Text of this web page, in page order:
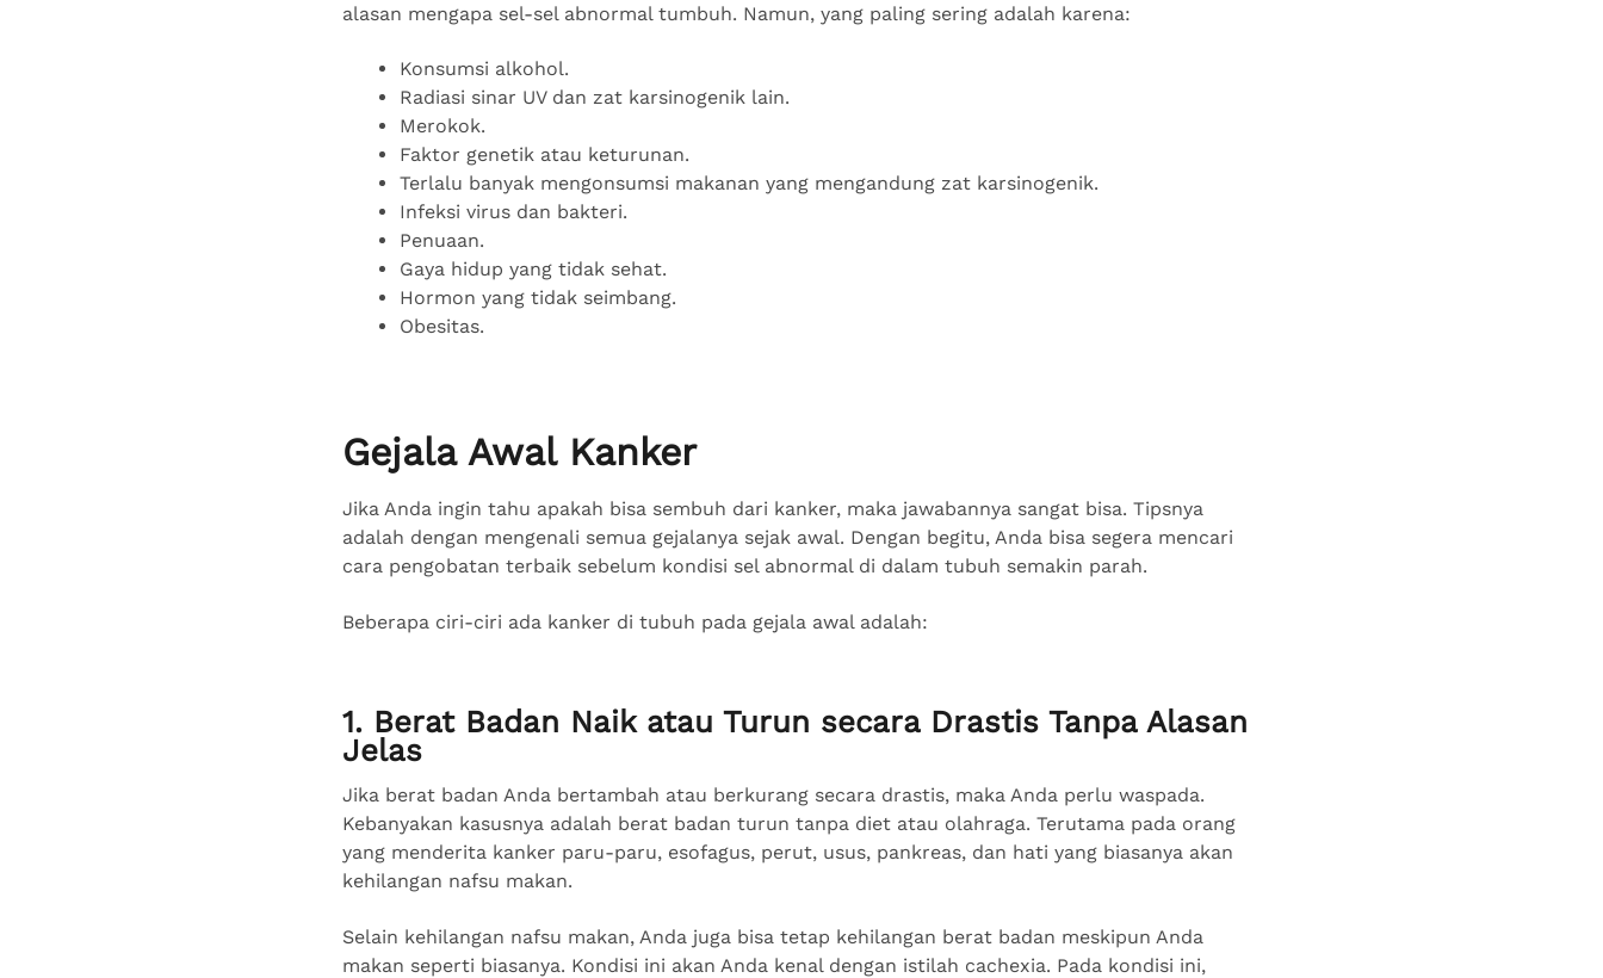
alasan mengapa sel-sel abnormal tumbuh. Namun, yang paling sering adalah karena:
Konsumsi alkohol.
Radiasi sinar UV dan zat karsinogenik lain.
Merokok.
Faktor genetik atau keturunan.
Terlalu banyak mengonsumsi makanan yang mengandung zat karsinogenik.
Infeksi virus dan bakteri.
Penuaan.
Gaya hidup yang tidak sehat.
Hormon yang tidak seimbang.
Obesitas.
Gejala Awal Kanker
Jika Anda ingin tahu apakah bisa sembuh dari kanker, maka jawabannya sangat bisa. Tipsnya
adalah dengan mengenali semua gejalanya sejak awal. Dengan begitu, Anda bisa segera mencari
cara pengobatan terbaik sebelum kondisi sel abnormal di dalam tubuh semakin parah.
Beberapa ciri-ciri ada kanker di tubuh pada gejala awal adalah:
1. Berat Badan Naik atau Turun secara Drastis Tanpa Alasan
Jelas
Jika berat badan Anda bertambah atau berkurang secara drastis, maka Anda perlu waspada.
Kebanyakan kasusnya adalah berat badan turun tanpa diet atau olahraga. Terutama pada orang
yang menderita kanker paru-paru, esofagus, perut, usus, pankreas, dan hati yang biasanya akan
kehilangan nafsu makan.
Selain kehilangan nafsu makan, Anda juga bisa tetap kehilangan berat badan meskipun Anda
makan seperti biasanya. Kondisi ini akan Anda kenal dengan istilah cachexia. Pada kondisi ini,